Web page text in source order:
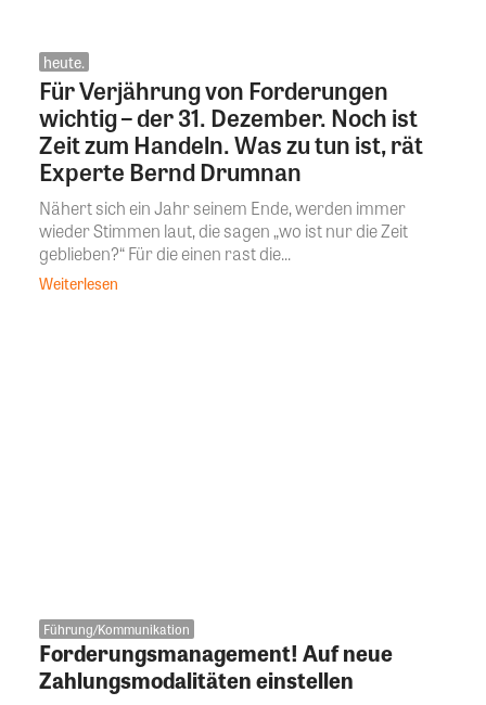
heute.
Für Verjährung von Forderungen
wichtig – der 31. Dezember. Noch ist
Zeit zum Handeln. Was zu tun ist, rät
Experte Bernd Drumnan
Nähert sich ein Jahr seinem Ende, werden immer
wieder Stimmen laut, die sagen „wo ist nur die Zeit
geblieben?“ Für die einen rast die...
Weiterlesen
Führung/Kommunikation
Forderungsmanagement! Auf neue
Zahlungsmodalitäten einstellen